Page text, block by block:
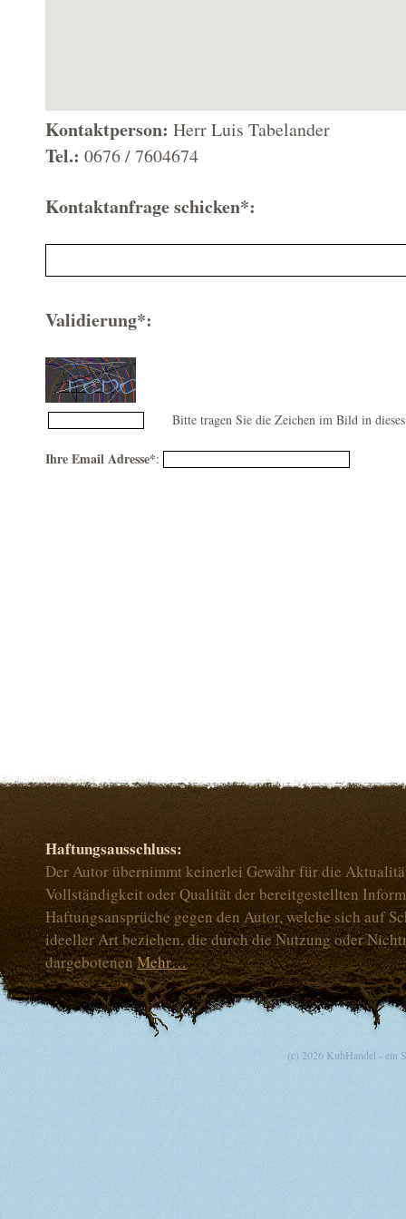
Kontaktperson: Herr Luis Tabelander
Tel.: 0676 / 7604674
Kontaktanfrage schicken*:
Validierung*:
Bitte tragen Sie die Zeichen im Bild in
Ihre Email Adresse*:
Haftungsausschluss:
Der Autor übernimmt keinerlei Gewähr für die
Vollständigkeit oder Qualität der bereitgestellten
Haftungsansprüche gegen den Autor, welche sich auf
ideeller Art beziehen, die durch die Nutzung oder
dargebotenenMehr…
(c) 2026 KuhHandel - ein